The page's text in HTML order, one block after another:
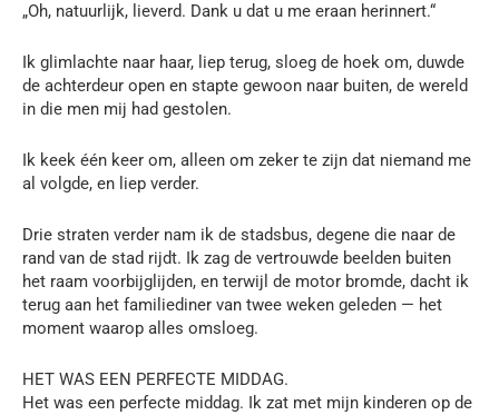
„Oh, natuurlijk, lieverd. Dank u dat u me eraan herinnert.“
Ik glimlachte naar haar, liep terug, sloeg de hoek om, duwde
de achterdeur open en stapte gewoon naar buiten, de wereld
in die men mij had gestolen.
Ik keek één keer om, alleen om zeker te zijn dat niemand me
al volgde, en liep verder.
Drie straten verder nam ik de stadsbus, degene die naar de
rand van de stad rijdt. Ik zag de vertrouwde beelden buiten
het raam voorbijglijden, en terwijl de motor bromde, dacht ik
terug aan het familiediner van twee weken geleden — het
moment waarop alles omsloeg.
HET WAS EEN PERFECTE MIDDAG.
Het was een perfecte middag. Ik zat met mijn kinderen op de